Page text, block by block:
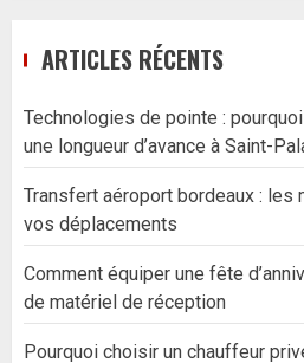
ARTICLES RÉCENTS
Technologies de pointe :
une longueur d’avance à Saint-
Transfert aéroport bordeaux :
vos déplacements
Comment équiper une fête
de matériel de réception
Pourquoi choisir un chauffeur